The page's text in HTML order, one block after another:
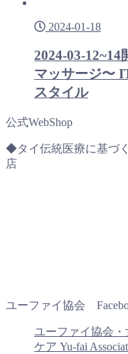
2024-01-18
2024-03-
マッサージ〜
スタイル
公式WebShop
◆タイ伝統医療に基づ
店
ユーファイ協会
ユーファイ協会
ケア Yu-fai